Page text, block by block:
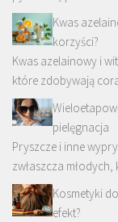
Kwas
korzyści?
Kwas azelainowy i
które zdobywają
pielęgnacja
Pryszcze i inne
zwłaszcza
Kosmetyki
efekt?